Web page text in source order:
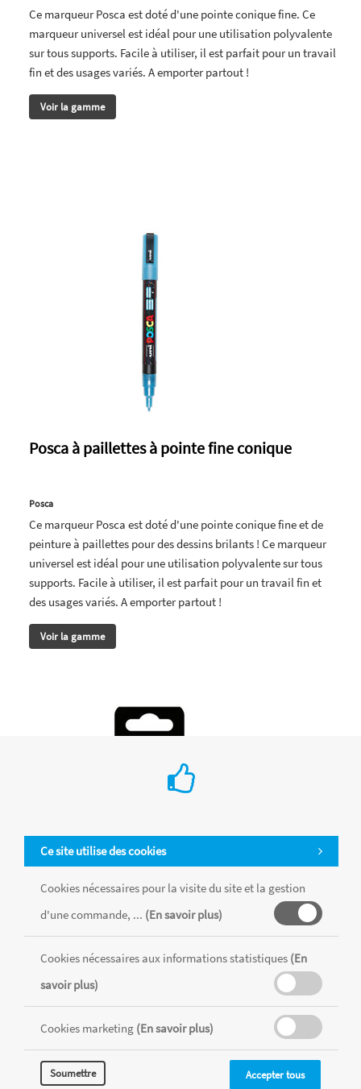
Ce marqueur Posca est doté d'une pointe conique fine. Ce
marqueur universel est idéal pour une utilisation polyvalente
sur tous supports. Facile à utiliser, il est parfait pour un travail
fin et des usages variés. A emporter partout !
Voir la gamme
Posca à paillettes à pointe fine conique
Posca
Ce marqueur Posca est doté d'une pointe conique fine et de
peinture à paillettes pour des dessins brilants ! Ce marqueur
universel est idéal pour une utilisation polyvalente sur tous
supports. Facile à utiliser, il est parfait pour un travail fin et
des usages variés. A emporter partout !
Voir la gamme
Set de feutres Posca à pointes fines
Posca
Ces 4 marqueurs Posca sont dotés de pointes coniques finse et
de peinture à paillettes pour des dessins brilants ! Ces
Ce site utilise des cookies
Cookies nécessaires pour la visite du site et la gestion
d'une commande, ... (En savoir plus)
Cookies nécessaires aux informations statistiques (En
savoir plus)
Cookies marketing (En savoir plus)
Soumettre Accepter tous